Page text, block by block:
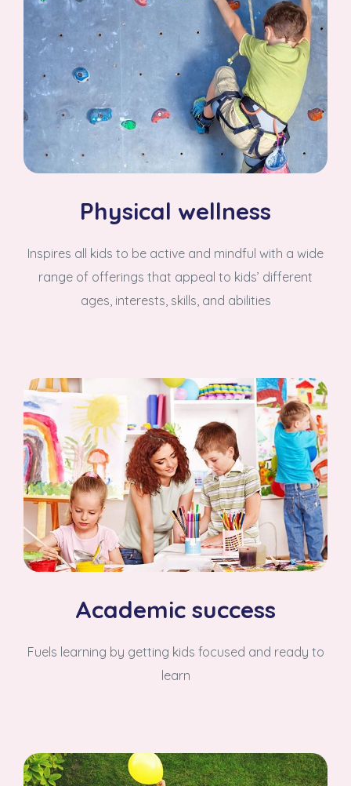
Physical wellness
Inspires all kids to be active and mindful with a wide
range of offerings that appeal to kids’ different
ages, interests, skills, and abilities
Academic success
Fuels learning by getting kids focused and ready to
learn